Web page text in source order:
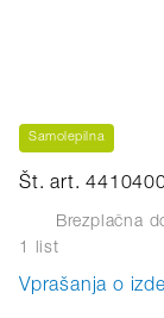
Samolepilna
Št. art.
Brezplačna
1 list
Vprašanja o